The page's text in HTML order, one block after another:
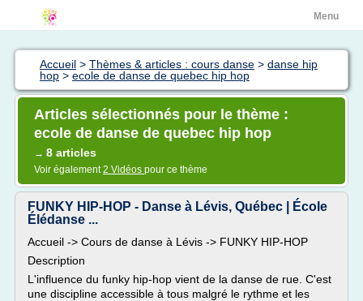
Menu
Accueil > Thèmes & articles : cours danse > danse hip
hop > ecole de danse de quebec hip hop
Articles sélectionnés pour le thème :
ecole de danse de quebec hip hop
→ 8 articles
Voir également2 Vidéos pour ce thème
FUNKY HIP-HOP - Danse à Lévis, Québec | École
Élédanse ...
Accueil -> Cours de danse à Lévis -> FUNKY HIP-HOP
Description
L'influence du funky hip-hop vient de la danse de rue. C'est
une discipline accessible à tous malgré le rythme et les